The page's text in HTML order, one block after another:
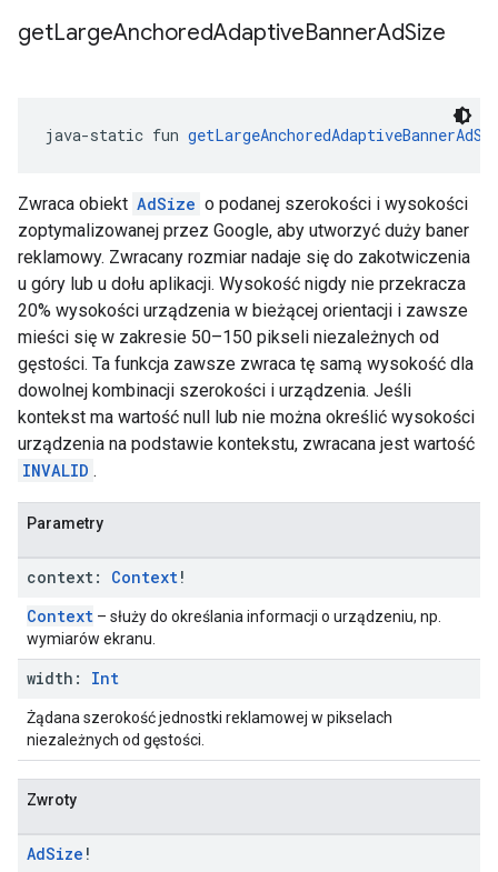
getLargeAnchoredAdaptiveBannerAdSize
java-static fun
Zwraca obiekt AdSize o podanej szerokości i wysokości
zoptymalizowanej przez Google, aby utworzyć duży baner
reklamowy. Zwracany rozmiar nadaje się do zakotwiczenia
u góry lub u dołu aplikacji. Wysokość nigdy nie przekracza
20% wysokości urządzenia w bieżącej orientacji i zawsze
mieści się w zakresie 50–150 pikseli niezależnych od
gęstości. Ta funkcja zawsze zwraca tę samą wysokość dla
dowolnej kombinacji szerokości i urządzenia. Jeśli
kontekst ma wartość null lub nie można określić wysokości
urządzenia na podstawie kontekstu, zwracana jest wartość
INVALID .
Parametry
context: Context!
Context – służy do określania informacji o urządzeniu, np.
wymiarów ekranu.
width: Int
Żądana szerokość jednostki reklamowej w pikselach
niezależnych od gęstości.
Zwroty
AdSize !